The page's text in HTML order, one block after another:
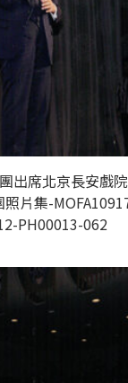
出席北京長安戲
片集-
PH00013-062